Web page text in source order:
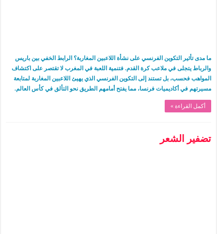
ما مدى تأثير التكوين الفرنسي على نشأة اللاعبين المغاربة؟ الرابط الخفي بين باريس
والرباط يتجلى في ملاعب كرة القدم. فتنمية اللعبة في المغرب لا تقتصر على اكتشاف
المواهب فحسب، بل تستند إلى التكوين الفرنسي الذي يهيئ اللاعبين المغاربة لمتابعة
مسيرتهم في أكاديميات فرنسا، مما يفتح أمامهم الطريق نحو التألق في كأس العالم.
أكمل القراءة »
تضفير الشعر